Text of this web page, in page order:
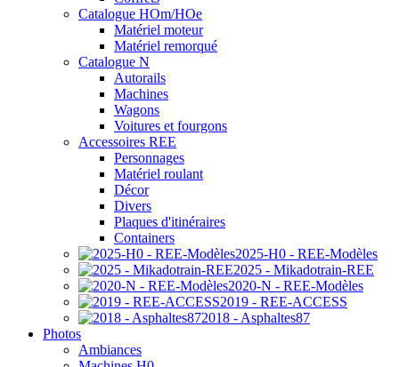
Catalogue HOm/HOe
Matériel moteur
Matériel remorqué
Catalogue N
Autorails
Machines
Wagons
Voitures et fourgons
Accessoires REE
Personnages
Matériel roulant
Décor
Divers
Plaques d'itinéraires
Containers
2025-H0 - REE-Modèles
2025 - Mikadotrain-REE
2020-N - REE-Modèles
2019 - REE-ACCESS
2018 - Asphaltes87
Photos
Ambiances